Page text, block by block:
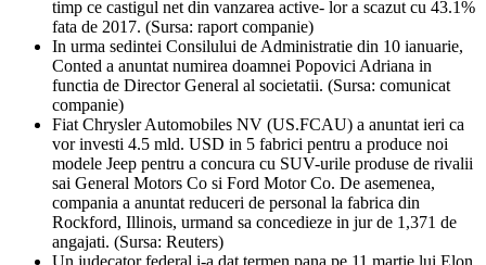
timp ce castigul net din vanzarea active- lor a scazut cu 43.1%
fata de 2017. (Sursa: raport companie)
In urma sedintei Consilului de Administratie din 10 ianuarie,
Conted a anuntat numirea doamnei Popovici Adriana in
functia de Director General al societatii. (Sursa: comunicat
companie)
Fiat Chrysler Automobiles NV (US.FCAU) a anuntat ieri ca
vor investi 4.5 mld. USD in 5 fabrici pentru a produce noi
modele Jeep pentru a concura cu SUV-urile produse de rivalii
sai General Motors Co si Ford Motor Co. De asemenea,
compania a anuntat reduceri de personal la fabrica din
Rockford, Illinois, urmand sa concedieze in jur de 1,371 de
angajati. (Sursa: Reuters)